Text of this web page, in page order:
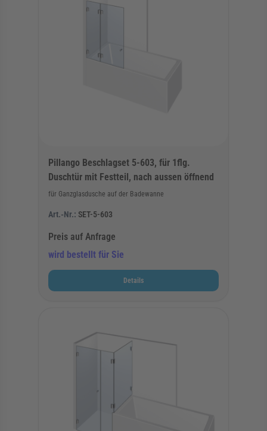
Pillango Beschlagset 5-603, für 1flg.
Duschtür mit Festteil, nach aussen öffnend
für Ganzglasdusche auf der Badewanne
Art.-Nr.: SET-5-603
Preis auf Anfrage
wird bestellt für Sie
Details